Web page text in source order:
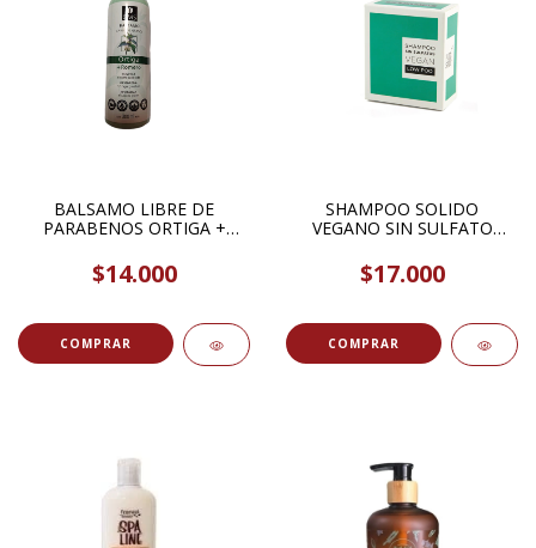
BALSAMO LIBRE DE
PARABENOS ORTIGA +
GRASOS 300ML OMS
$14.000
SHAMPOO SOLIDO
VEGANO SIN SULFATO
,NEUTRO PURA SOAP 60GR
$17.000